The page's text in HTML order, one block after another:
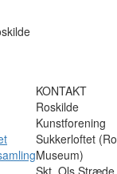
KONTAKT
Roskilde
Kunstforening
Sukkerloftet
Museum)
Skt. Ols